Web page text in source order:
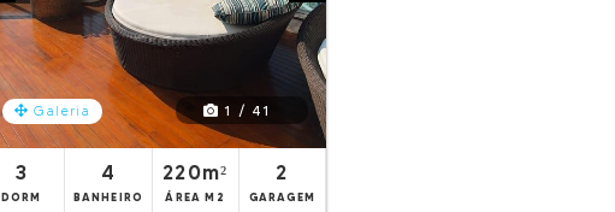
Galeria 1 / 41
3
DORM
4
BANHEIRO
220m²
ÁREA M2
2
GARAGEM